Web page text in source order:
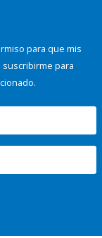
para que mis
para